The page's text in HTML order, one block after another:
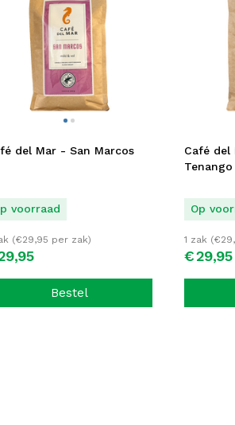
del Mar - San Marcos
voorraad
95
(€29,95 per zak)
Bestel
Café del
Tenango
Op
€29,95
1 zak (€